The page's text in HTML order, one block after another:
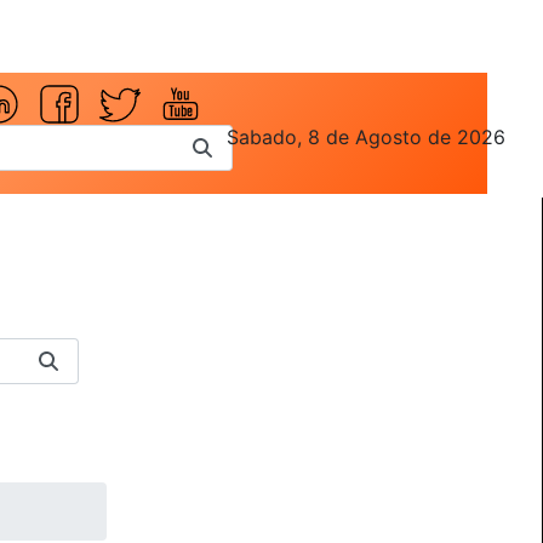
Sabado, 8 de Agosto de 2026